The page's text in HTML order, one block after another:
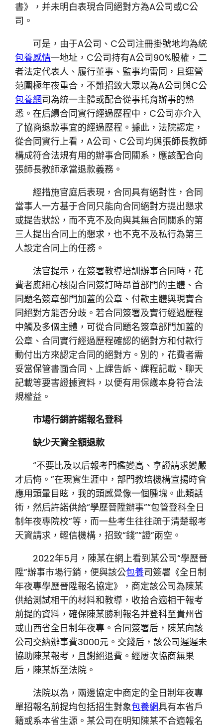
書》，并未明白表現合同絕對方為A公司或C公
司。
可是，由于A公司、C公司注冊掛號地均為統
包養感情一地址，C公司持有A公司90%股權，二
者法定代表人、履行董事、監事均雷同，且運營
范圍極年夜重合，不難招致大眾以為A公司與C公
包養網司為統一主體或配合從事托育辦事的熟
悉。在后續合同實行經過歷程中，C公司亦介入
了協商退款事宜的經過歷程。據此，法院認定，
從合同實行上看，A公司、C公司均與張師長教師
構成符合法規有用的辦事合同關系，應該配合向
張師長教師承當退款義務。
經措施官庭后表現，合同具有絕對性，合同
當事人一方基于合同只能向合同絕對方提出懇求
或提告狀訟，而不克不及向與其無合同關系的第
三人提出合同上的懇求，也不克不及私行為第三
人設定合同上的任務。
法官提示，在簽署教導培訓辦事合同時，花
費者應細心核閱合同簽訂時昂首部門的主體、合
同題名簽章部門加蓋的公章、付款主體與現實合
同絕對方能否分歧。若合同簽署及實行經過歷程
中觸及多個主體，可從合同題名簽章部門加蓋的
公章、合同實行經過歷程確認的絕對方和付款行
動付出方來認定合同的絕對方。別的，花費者需
妥當保管書面合同、上課告訴、課程記載、聊天
記載等要害證據資料，以便有用保護本身符合法
規權益。
市場行銷許諾報名登科
缺少天資全額退款
“不要比及以后報考門檻變高、拿證請求變嚴
才后悔。”在現實生涯中，部門教培機構宣揚時會
應用頭暈目眩，我的頭感覺像一個腫塊。此類話
術，然后許諾供給“學歷晉陞辦事”“包管登科全日
制年夜專院校”等，而一些考生往往疏于清楚報考
天資請求，輕信機構，招致“錢”“證”兩空。
2022年5月，陳某在網上看到某公司“學歷晉
陞”辦事市場行銷，便與該公包養司簽署《全日制
年夜專學歷晉陞報名協定》，商定該公司為陳某
供給測試相干的材料和教導，收拾合適相干報考
前提的資料，確保陳某勝利報名并登科至貴州省
或山西省全日制年夜專。合同簽署后，陳某向該
公司交納辦事費3000元。交錢后，該公司遲遲未
協助陳某報考，且謝絕退費。經屢次協商無果
后，陳某訴至法院。
法院以為，兩邊協定中商定的全日制年夜專
單招報名前提均包括招生對象包養網具有本省戶
籍或系本省生源。某公司在明知陳某不合適報名